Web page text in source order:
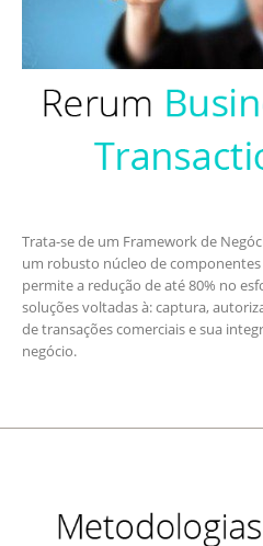
Trata-se de um Framework de
um robusto núcleo de componentes
permite a redução de até 80% no
soluções voltadas à: captura,
de transações comerciais e sua
negócio.